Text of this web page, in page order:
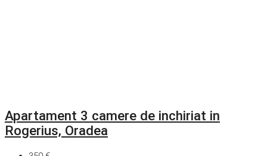
Apartament 3 camere de inchiriat in
Rogerius, Oradea